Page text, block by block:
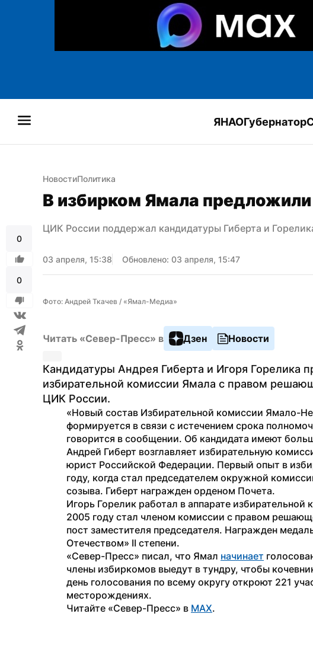
ЯНАОГубернатор
0
0
НовостиПолитика
В избирком Ямала
ЦИК России поддержал кандидатуры Гиберта и
03 апреля, 15:38 Обновлено: 03 апреля, 15:47
Фото: Андрей Ткачев / «Ямал-Медиа»
Читать «Север-Пресс» в Дзен Новости
Кандидатуры Андрея Гиберта и Игоря Горелика
избирательной комиссии Ямала с правом
ЦИК России.
«Новый состав Избирательной комиссии Ямало-
формируется в связи с истечением срока
говорится в сообщении. Об кандидата имеют
Андрей Гиберт возглавляет избирательную
юрист Российской Федерации. Первый опыт в
году, когда стал председателем окружной
созыва. Гиберт награжден орденом Почета.
Игорь Горелик работал в аппарате
2005 году стал членом комиссии с правом
пост заместителя председателя. Награжден
Отечеством» II степени.
«Север-Пресс» писал, что Ямал начинает
члены избиркомов выедут в тундру, чтобы
день голосования по всему округу откроют 221
месторождениях.
Читайте «Север-Пресс» в MAX.